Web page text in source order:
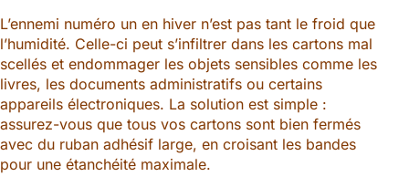
L’ennemi numéro un en hiver n’est pas tant le froid que
l’humidité. Celle-ci peut s’infiltrer dans les cartons mal
scellés et endommager les objets sensibles comme les
livres, les documents administratifs ou certains
appareils électroniques. La solution est simple :
assurez-vous que tous vos cartons sont bien fermés
avec du ruban adhésif large, en croisant les bandes
pour une étanchéité maximale.